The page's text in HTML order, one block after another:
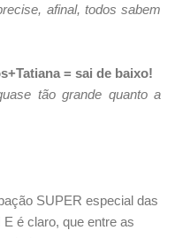
afinal, todos sabem
= sai de baixo!
tão grande quanto a
SUPER especial das
é claro, que entre as